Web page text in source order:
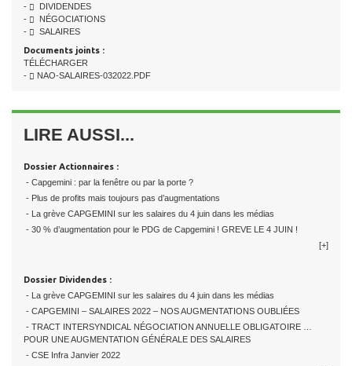
-
DIVIDENDES
-
NÉGOCIATIONS
-
SALAIRES
Documents joints :
TÉLÉCHARGER
-
NAO-SALAIRES-032022.PDF
LIRE AUSSI...
Dossier Actionnaires :
- Capgemini : par la fenêtre ou par la porte ?
- Plus de profits mais toujours pas d’augmentations
- La grève CAPGEMINI sur les salaires du 4 juin dans les médias
- 30 % d’augmentation pour le PDG de Capgemini ! GREVE LE 4 JUIN !
[+]
Dossier Dividendes :
- La grève CAPGEMINI sur les salaires du 4 juin dans les médias
- CAPGEMINI – SALAIRES 2022 – NOS AUGMENTATIONS OUBLIÉES
- TRACT INTERSYNDICAL NÉGOCIATION ANNUELLE OBLIGATOIRE …
POUR UNE AUGMENTATION GÉNÉRALE DES SALAIRES
- CSE Infra Janvier 2022